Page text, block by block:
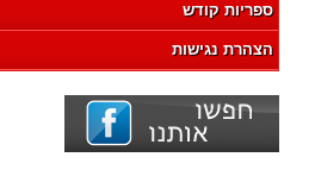
ספריות קודש
הצהרת נגישות